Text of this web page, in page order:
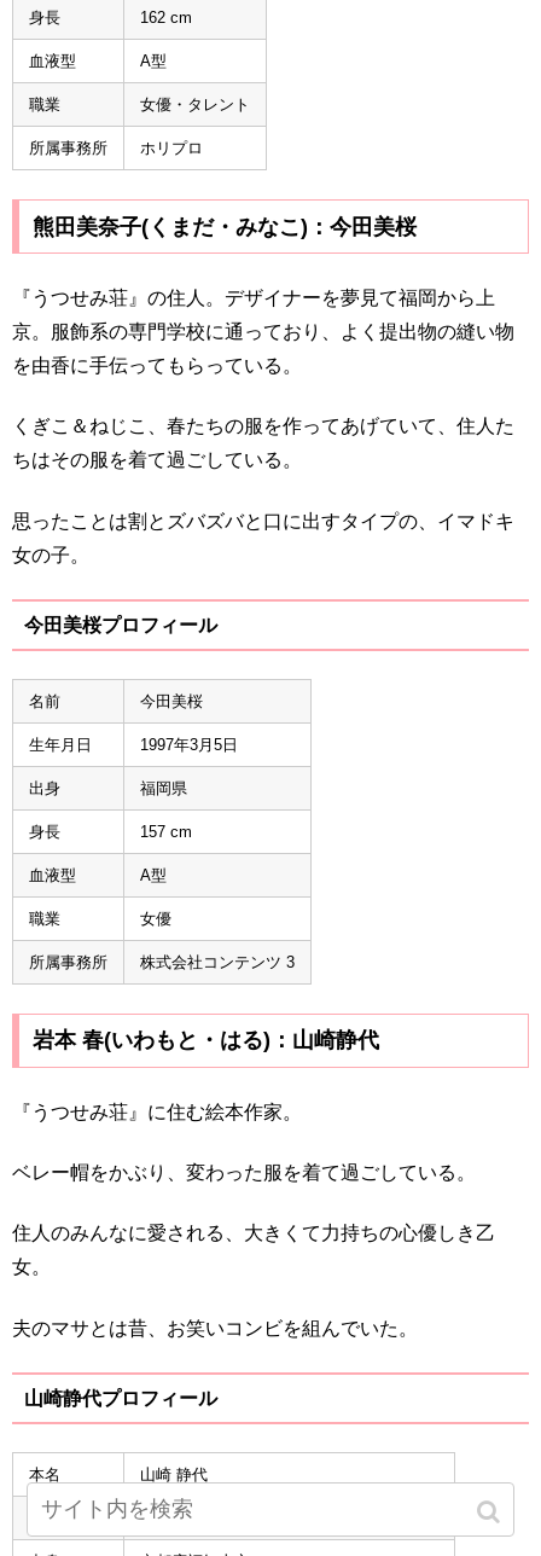
身長 162 cm
血液型 A型
職業 女優・タレント
所属事務所 ホリプロ
熊田美奈子(くまだ・みなこ)：今田美桜
『うつせみ荘』の住人。デザイナーを夢見て福岡から上
京。服飾系の専門学校に通っており、よく提出物の縫い物
を由香に手伝ってもらっている。
くぎこ＆ねじこ、春たちの服を作ってあげていて、住人た
ちはその服を着て過ごしている。
思ったことは割とズバズバと口に出すタイプの、イマドキ
女の子。
今田美桜プロフィール
名前 今田美桜
生年月日 1997年3月5日
出身 福岡県
身長 157 cm
血液型 A型
職業 女優
所属事務所 株式会社コンテンツ 3
岩本 春(いわもと・はる)：山崎静代
『うつせみ荘』に住む絵本作家。
ベレー帽をかぶり、変わった服を着て過ごしている。
住人のみんなに愛される、大きくて力持ちの心優しき乙
女。
夫のマサとは昔、お笑いコンビを組んでいた。
山崎静代プロフィール
本名 山崎 静代
生年月日 1979年2月4日